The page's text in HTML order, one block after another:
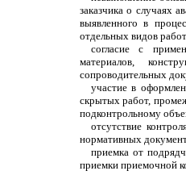
заказчика о случаях
выявленного в
отдельных видов
согласие с
материалов,
сопроводительных
участие в
скрытых работ,
подконтрольному
отсутствие
нормативных
приемка от
приемки приемочной